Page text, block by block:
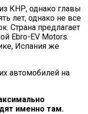
КНР, однако главы
лет, однако не все
Страна предлагает
Ebro-EV Motors.
Испания же
автомобилей на
именно там.